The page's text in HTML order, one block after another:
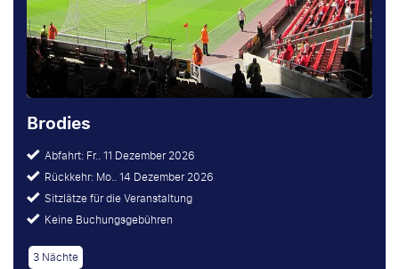
Brodies
Abfahrt: Fr.. 11 Dezember 2026
Rückkehr: Mo.. 14 Dezember 2026
Sitzlätze für die Veranstaltung
Keine Buchungsgebühren
3 Nächte